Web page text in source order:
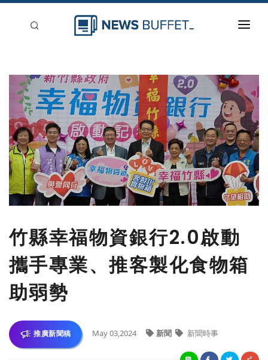
新聞稿分類
登入
刊登
竹縣幸福物資銀行2.0啟動
攜手專業、推客製化食物箱
助弱勢
推廣新聞稿 May 03,2024 新聞 新聞時事